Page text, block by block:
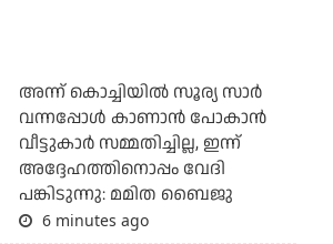
അന്ന് കൊച്ചിയില്‍ സൂര്യ സാര്‍
വന്നപ്പോള്‍ കാണാന്‍ പോകാന്‍
വീട്ടുകാര്‍ സമ്മതിച്ചില്ല, ഇന്ന്
അദ്ദേഹത്തിനൊപ്പം വേദി
പങ്കിടുന്നു: മമിത ബൈജു
6 minutes ago